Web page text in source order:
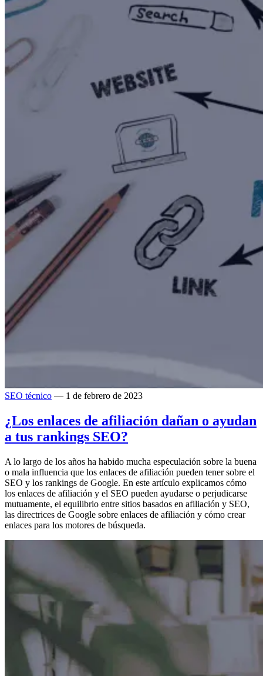
SEO técnico — 1 de febrero de 2023
¿Los enlaces de afiliación dañan o ayudan
a tus rankings SEO?
A lo largo de los años ha habido mucha especulación sobre la buena
o mala influencia que los enlaces de afiliación pueden tener sobre el
SEO y los rankings de Google. En este artículo explicamos cómo
los enlaces de afiliación y el SEO pueden ayudarse o perjudicarse
mutuamente, el equilibrio entre sitios basados en afiliación y SEO,
las directrices de Google sobre enlaces de afiliación y cómo crear
enlaces para los motores de búsqueda.